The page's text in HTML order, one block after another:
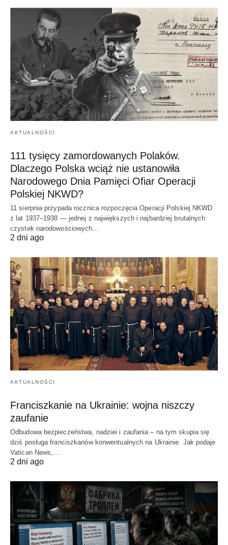
AKTUALNOŚCI
111 tysięcy zamordowanych Polaków.
Dlaczego Polska wciąż nie ustanowiła
Narodowego Dnia Pamięci Ofiar Operacji
Polskiej NKWD?
11 sierpnia przypada rocznica rozpoczęcia Operacji Polskiej NKWD
z lat 1937–1938 — jednej z największych i najbardziej brutalnych
czystek narodowościowych…
2 dni ago
AKTUALNOŚCI
Franciszkanie na Ukrainie: wojna niszczy
zaufanie
Odbudowa bezpieczeństwa, nadziei i zaufania – na tym skupia się
dziś posługa franciszkanów konwentualnych na Ukrainie. Jak podaje
Vatican News,…
2 dni ago